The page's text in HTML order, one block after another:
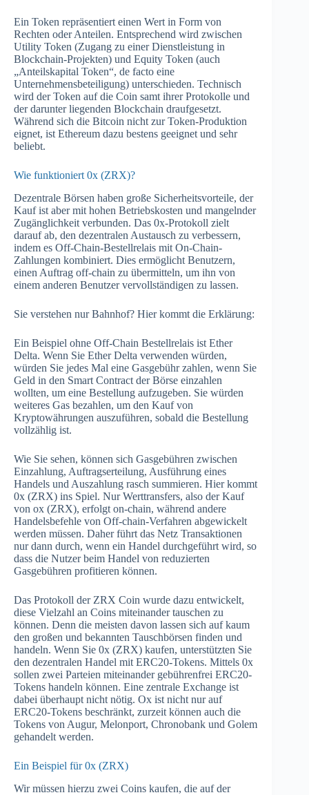
Ein Token repräsentiert einen Wert in Form von
Rechten oder Anteilen. Entsprechend wird zwischen
Utility Token (Zugang zu einer Dienstleistung in
Blockchain-Projekten) und Equity Token (auch
„Anteilskapital Token“, de facto eine
Unternehmensbeteiligung) unterschieden. Technisch
wird der Token auf die Coin samt ihrer Protokolle und
der darunter liegenden Blockchain draufgesetzt.
Während sich die Bitcoin nicht zur Token-Produktion
eignet, ist Ethereum dazu bestens geeignet und sehr
beliebt.
Wie funktioniert 0x (ZRX)?
Dezentrale Börsen haben große Sicherheitsvorteile, der
Kauf ist aber mit hohen Betriebskosten und mangelnder
Zugänglichkeit verbunden. Das 0x-Protokoll zielt
darauf ab, den dezentralen Austausch zu verbessern,
indem es Off-Chain-Bestellrelais mit On-Chain-
Zahlungen kombiniert. Dies ermöglicht Benutzern,
einen Auftrag off-chain zu übermitteln, um ihn von
einem anderen Benutzer vervollständigen zu lassen.
Sie verstehen nur Bahnhof? Hier kommt die Erklärung:
Ein Beispiel ohne Off-Chain Bestellrelais ist Ether
Delta. Wenn Sie Ether Delta verwenden würden,
würden Sie jedes Mal eine Gasgebühr zahlen, wenn Sie
Geld in den Smart Contract der Börse einzahlen
wollten, um eine Bestellung aufzugeben. Sie würden
weiteres Gas bezahlen, um den Kauf von
Kryptowährungen auszuführen, sobald die Bestellung
vollzählig ist.
Wie Sie sehen, können sich Gasgebühren zwischen
Einzahlung, Auftragserteilung, Ausführung eines
Handels und Auszahlung rasch summieren. Hier kommt
0x (ZRX) ins Spiel. Nur Werttransfers, also der Kauf
von ox (ZRX), erfolgt on-chain, während andere
Handelsbefehle von Off-chain-Verfahren abgewickelt
werden müssen. Daher führt das Netz Transaktionen
nur dann durch, wenn ein Handel durchgeführt wird, so
dass die Nutzer beim Handel von reduzierten
Gasgebühren profitieren können.
Das Protokoll der ZRX Coin wurde dazu entwickelt,
diese Vielzahl an Coins miteinander tauschen zu
können. Denn die meisten davon lassen sich auf kaum
den großen und bekannten Tauschbörsen finden und
handeln. Wenn Sie 0x (ZRX) kaufen, unterstützten Sie
den dezentralen Handel mit ERC20-Tokens. Mittels 0x
sollen zwei Parteien miteinander gebührenfrei ERC20-
Tokens handeln können. Eine zentrale Exchange ist
dabei überhaupt nicht nötig. Ox ist nicht nur auf
ERC20-Tokens beschränkt, zurzeit können auch die
Tokens von Augur, Melonport, Chronobank und Golem
gehandelt werden.
Ein Beispiel für 0x (ZRX)
Wir müssen hierzu zwei Coins kaufen, die auf der